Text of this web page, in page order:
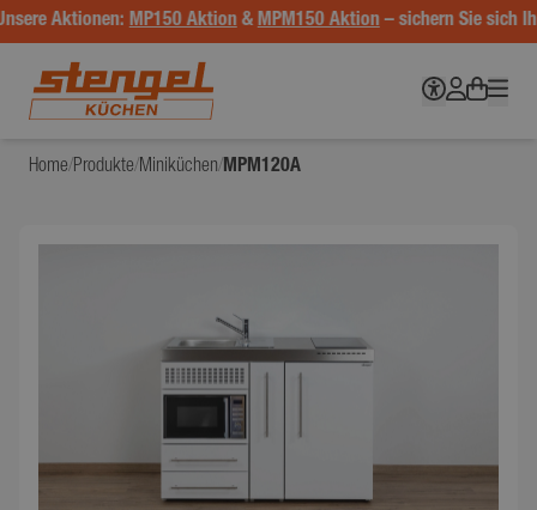
Aktionen:MP150 Aktion & MPM150 Aktion– sichern Sie sich
Home/Produkte/Miniküchen/MPM120A